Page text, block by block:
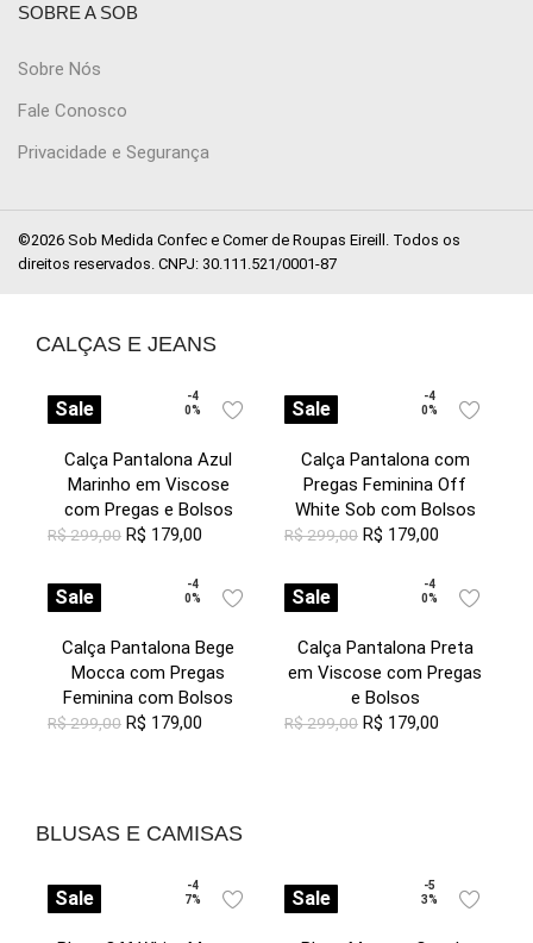
SOBRE A SOB
Sobre Nós
Fale Conosco
Privacidade e Segurança
©2026 Sob Medida Confec e Comer de Roupas Eireill. Todos os
direitos reservados. CNPJ: 30.111.521/0001-87
CALÇAS E JEANS
Sale
-4
0%
Calça Pantalona Azul
Marinho em Viscose
com Pregas e Bolsos
R$299,00 R$ 179,00
Sale
-4
0%
Calça Pantalona com
Pregas Feminina Off
White Sob com Bolsos
R$299,00 R$ 179,00
Sale
-4
0%
Calça Pantalona Bege
Mocca com Pregas
Feminina com Bolsos
R$299,00 R$ 179,00
Sale
-4
0%
Calça Pantalona Preta
em Viscose com Pregas
e Bolsos
R$299,00 R$ 179,00
BLUSAS E CAMISAS
Sale
-4
7%
Sale
-5
3%